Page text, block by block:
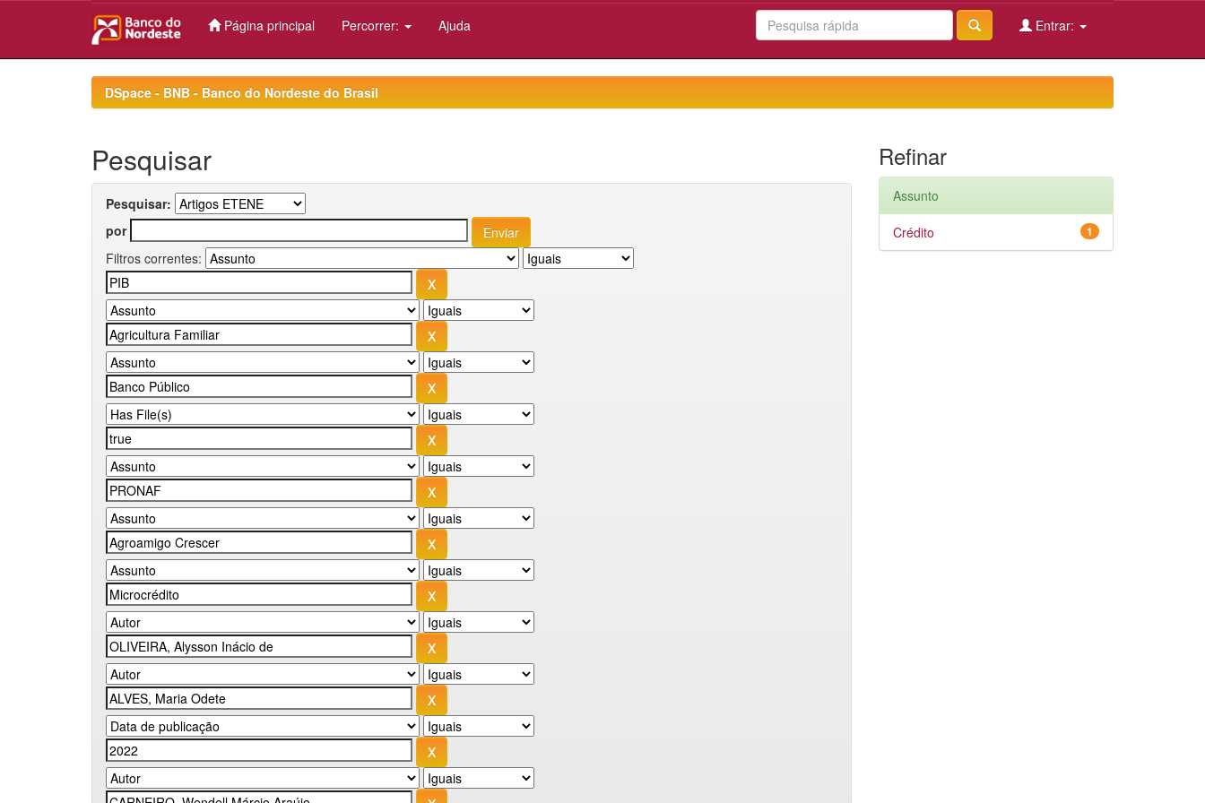
Página principal Percorrer: Ajuda Entrar:
DSpace - BNB - Banco do Nordeste do Brasil
Pesquisar
Pesquisar:
por
Filtros correntes:
Refinar
Assunto
1
Crédito